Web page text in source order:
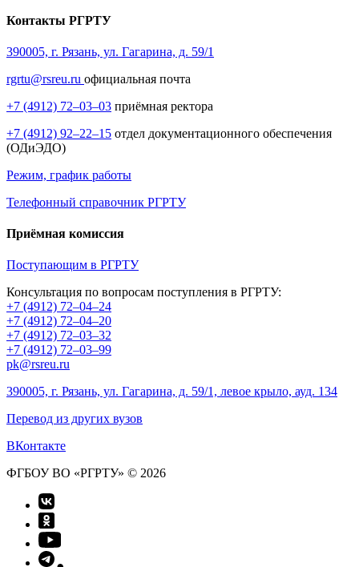
Контакты РГРТУ
390005, г. Рязань, ул. Гагарина, д. 59/1
rgrtu@rsreu.ru официальная почта
+7 (4912) 72–03–03 приёмная ректора
+7 (4912) 92–22–15 отдел документационного обеспечения
(ОДиЭДО)
Режим, график работы
Телефонный справочник РГРТУ
Приёмная комиссия
Поступающим в РГРТУ
Консультация по вопросам поступления в РГРТУ:
+7 (4912) 72–04–24
+7 (4912) 72–04–20
+7 (4912) 72–03–32
+7 (4912) 72–03–99
pk@rsreu.ru
390005, г. Рязань, ул. Гагарина, д. 59/1, левое крыло, ауд. 134
Перевод из других вузов
ВКонтакте
ФГБОУ ВО «РГРТУ» © 2026